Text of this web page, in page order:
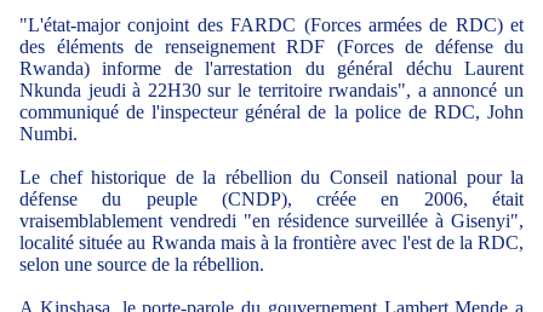
"L'état-major conjoint des FARDC (Forces armées de RDC) et
des éléments de renseignement RDF (Forces de défense du
Rwanda) informe de l'arrestation du général déchu Laurent
Nkunda jeudi à 22H30 sur le territoire rwandais", a annoncé un
communiqué de l'inspecteur général de la police de RDC, John
Numbi.
Le chef historique de la rébellion du Conseil national pour la
défense du peuple (CNDP), créée en 2006, était
vraisemblablement vendredi "en résidence surveillée à Gisenyi",
localité située au Rwanda mais à la frontière avec l'est de la RDC,
selon une source de la rébellion.
A Kinshasa, le porte-parole du gouvernement Lambert Mende a